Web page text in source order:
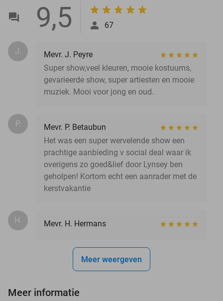
9,5 67
J.
Mevr. J. Peyre
Super show,veel kleuren, mooie kostuums,
gevarieerde show, super artiesten en mooie
muziek. Mooi voor jong en oud.
P.
Mevr. P. Betaubun
Het was een super wervelende show een
prachtige aanbieding v social deal waar ik
overigens zo goed&lief door Lynsey ben
geholpen! Kortom echt een aanrader met de
kerstvakantie
H. Mevr. H. Hermans
Meer weergeven
Meer informatie